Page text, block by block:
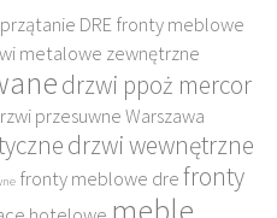
DRE fronty meblowe
metalowe zewnętrzne
drzwi ppoż mercor
przesuwne Warszawa
drzwi wewnętrzne
fronty meblowe drefronty